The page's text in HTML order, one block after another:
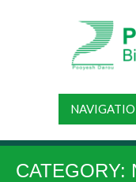
CATEGORY: